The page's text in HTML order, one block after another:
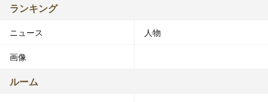
ランキング
ニュース 人物
画像
ルーム